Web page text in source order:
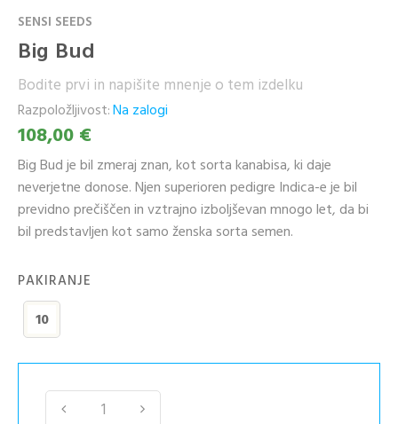
SENSI SEEDS
Big Bud
Bodite prvi in napišite mnenje o tem izdelku
Razpoložljivost:Na zalogi
108,00 €
Big Bud je bil zmeraj znan, kot sorta kanabisa, ki daje
neverjetne donose. Njen superioren pedigre Indica-e je bil
previdno prečiščen in vztrajno izboljševan mnogo let, da bi
bil predstavljen kot samo ženska sorta semen.
PAKIRANJE
10